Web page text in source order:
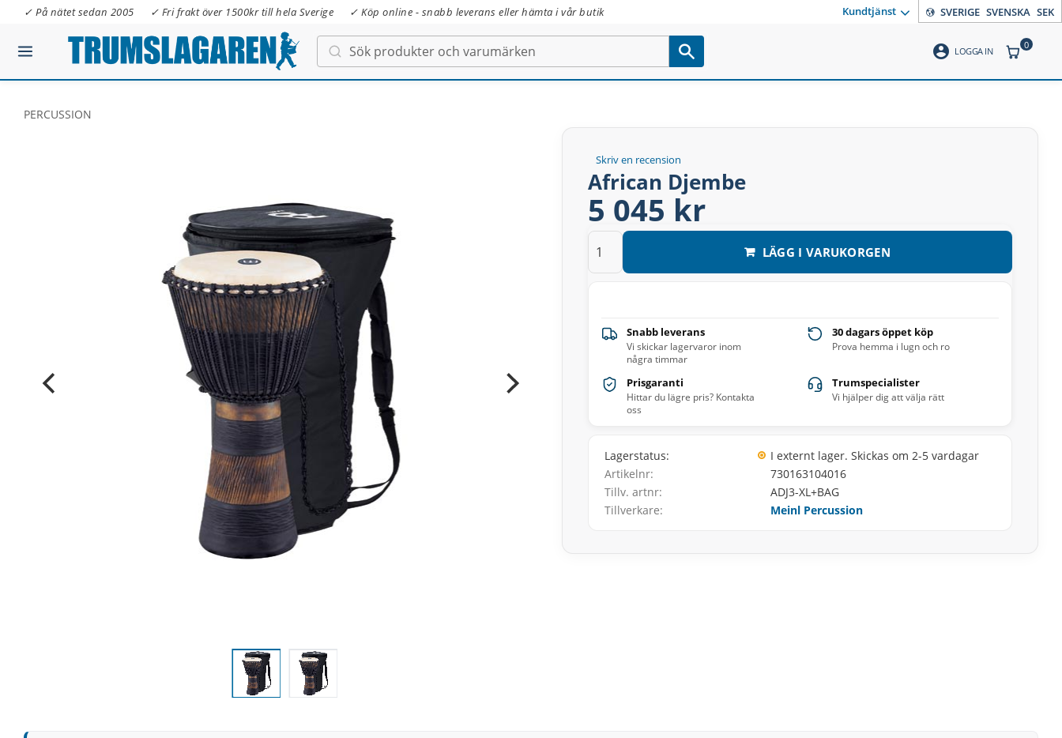
✓ På nätet sedan 2005 ✓ Fri frakt över 1500kr till hela Sverige ✓ Köp online - snabb leverans eller hämta i vår butik Kundtjänst SVERIGE SVENSKA SEK
account_circle LOGGA IN ANTAL
0
PERCUSSION
Skriv en recension
African Djembe
5 045 kr
LÄGG I VARUKORGEN
Snabb leverans
Vi skickar lagervaror inom
några timmar
30 dagars öppet köp
Prova hemma i lugn och ro
Prisgaranti
Hittar du lägre pris? Kontakta
oss
Trumspecialister
Vi hjälper dig att välja rätt
Lagerstatus
I externt lager. Skickas om 2-5 vardagar
Artikelnr
730163104016
Tillv. artnr
ADJ3-XL+BAG
Tillverkare
Meinl Percussion